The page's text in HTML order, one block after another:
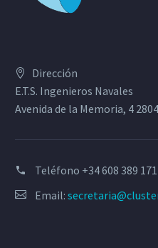
Dirección
E.T.S. Ingenieros Navales
Avenida de la Memoria, 4
Teléfono +34 608 389 171
Email: